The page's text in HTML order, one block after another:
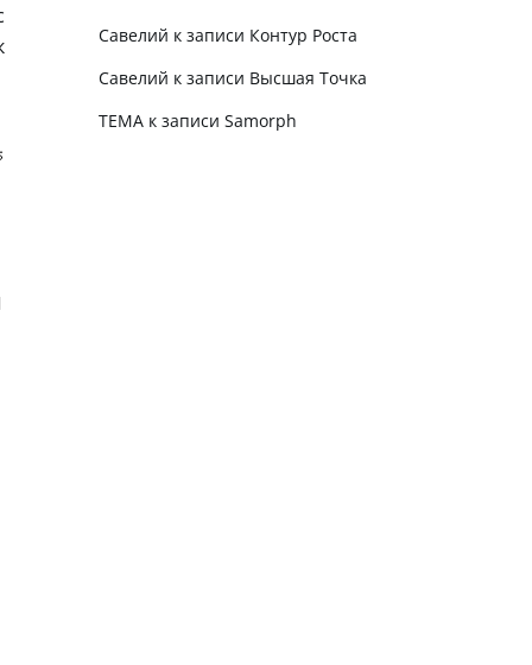
Савелий к записи Контур Роста
Савелий к записи Высшая Точка
TEMAк записи Samorph